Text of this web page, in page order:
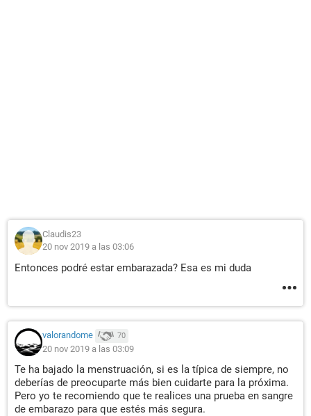
Claudis23
20 nov 2019 a las 03:06
Entonces podré estar embarazada? Esa es mi duda
valorandome 70
20 nov 2019 a las 03:09
Te ha bajado la menstruación, si es la típica de siempre, no
deberías de preocuparte más bien cuidarte para la próxima.
Pero yo te recomiendo que te realices una prueba en sangre
de embarazo para que estés más segura.